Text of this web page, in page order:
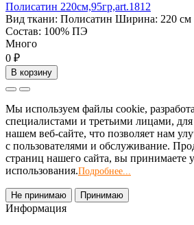
Полисатин 220см,95гр,art.1812
Вид ткани: Полисатин Ширина: 220 см
Состав: 100% ПЭ
Много
0 ₽
В корзину
Мы используем файлы cookie,
специалистами и третьими лицами,
нашем веб-сайте, что позволяет нам
с пользователями и обслуживание.
страниц нашего сайта, вы принимаете
использования.Подробнее...
Не принимаю Принимаю
Информация